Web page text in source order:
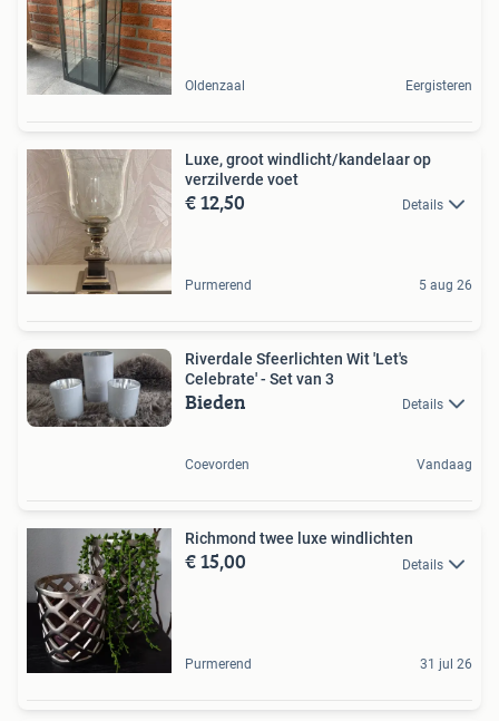
Oldenzaal Eergisteren
Luxe, groot windlicht/kandelaar op
verzilverde voet
€ 12,50 Details
Purmerend 5 aug 26
Riverdale Sfeerlichten Wit 'Let's
Celebrate' - Set van 3
Bieden Details
Coevorden Vandaag
Richmond twee luxe windlichten
€ 15,00 Details
Purmerend 31 jul 26